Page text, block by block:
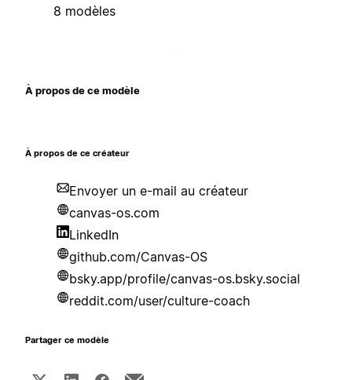
8 modèles
À propos de ce modèle
À propos de ce créateur
Envoyer un e-mail au créateur
canvas-os.com
LinkedIn
github.com/Canvas-OS
bsky.app/profile/canvas-os.bsky.social
reddit.com/user/culture-coach
Partager ce modèle